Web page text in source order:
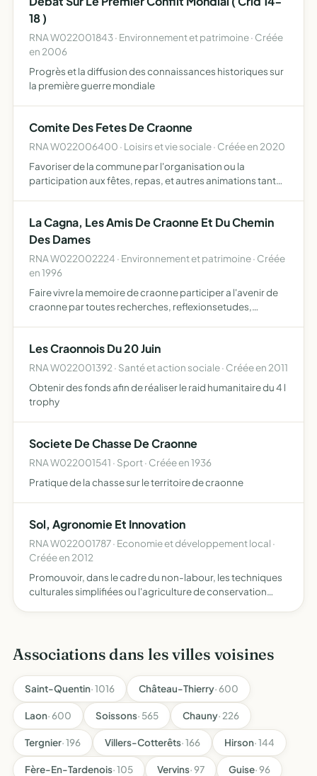
18 )
RNA W022001843 · Environnement et patrimoine · Créée
en 2006
Progrès et la diffusion des connaissances historiques sur
la première guerre mondiale
Comite Des Fetes De Craonne
RNA W022006400 · Loisirs et vie sociale · Créée en 2020
Favoriser de la commune par l'organisation ou la
participation aux fêtes, repas, et autres animations tant
La Cagna, Les Amis De Craonne Et Du Chemin
Des Dames
RNA W022002224 · Environnement et patrimoine · Créée
en 1996
Faire vivre la memoire de craonne participer a l'avenir de
craonne par toutes recherches, reflexionsetudes,
Les Craonnois Du 20 Juin
RNA W022001392 · Santé et action sociale · Créée en 2011
Obtenir des fonds afin de réaliser le raid humanitaire du 4 l
trophy
Societe De Chasse De Craonne
RNA W022001541 · Sport · Créée en 1936
Pratique de la chasse sur le territoire de craonne
Sol, Agronomie Et Innovation
RNA W022001787 · Economie et développement local ·
Créée en 2012
Promouvoir, dans le cadre du non-labour, les techniques
culturales simplifiées ou l'agriculture de conservation
Associations dans les villes voisines
Saint-Quentin· 1016 Château-Thierry· 600
Laon· 600 Soissons· 565 Chauny· 226
Tergnier· 196 Villers-Cotterêts· 166 Hirson· 144
Fère-En-Tardenois· 105 Vervins· 97 Guise· 96